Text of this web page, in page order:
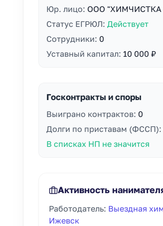
Юр. лицо: ООО
Статус ЕГРЮЛ: Действует
Сотрудники: 0
Уставный капитал: 10 000 ₽
Госконтракты и споры
Выиграно контрактов: 0
Долги по приставам (ФССП):
В списках НП не значится
Активность
Работодатель: Выездная
Ижевск